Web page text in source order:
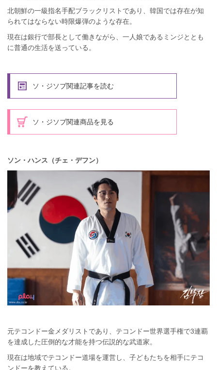
北朝鮮の一級指名手配ブラックリストであり、韓国では存在が知
られてはならない時限爆弾のような存在。
現在は銀行で部長として働きながら、一人娘であるミンジととも
に普通の生活を送っている。
ソ・ジソブ関連記事を読む
ソ・ジソブ関連商品を見る
ソン・ハンス（チェ・デフン）
元テコンドー金メダリストであり、テコンドー世界選手権で3連覇
を達成した圧倒的な才能を持つ伝説的な武道家。
現在は地域でテコンドー道場を運営し、子どもたちを相手にテコ
ンドーを教えている。